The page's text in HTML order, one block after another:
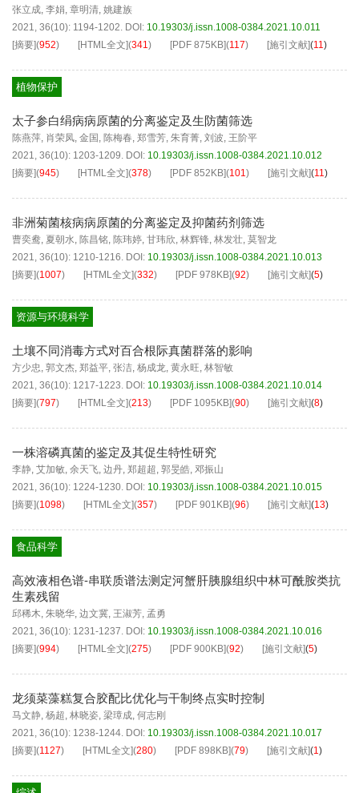
张立成, 李娟, 章明清, 姚建族
2021, 36(10): 1194-1202. DOI: 10.19303/j.issn.1008-0384.2021.10.011
[摘要](952) [HTML全文](341) [PDF 875KB](117) [施引文献](11)
植物保护
太子参白绢病病原菌的分离鉴定及生防菌筛选
陈燕萍, 肖荣凤, 金国 , 陈梅春, 郑雪芳, 朱育菁, 刘波, 王阶平
2021, 36(10): 1203-1209. DOI: 10.19303/j.issn.1008-0384.2021.10.012
[摘要](945) [HTML全文](378) [PDF 852KB](101) [施引文献](11)
非洲菊菌核病病原菌的分离鉴定及抑菌药剂筛选
曹奕鸯, 夏朝水, 陈昌铭, 陈玮婷, 甘玮欣, 林辉锋, 林发壮, 莫智龙
2021, 36(10): 1210-1216. DOI: 10.19303/j.issn.1008-0384.2021.10.013
[摘要](1007) [HTML全文](332) [PDF 978KB](92) [施引文献](5)
资源与环境科学
土壤不同消毒方式对百合根际真菌群落的影响
方少忠, 郭文杰, 郑益平, 张洁, 杨成龙, 黄永旺, 林智敏
2021, 36(10): 1217-1223. DOI: 10.19303/j.issn.1008-0384.2021.10.014
[摘要](797) [HTML全文](213) [PDF 1095KB](90) [施引文献](8)
一株溶磷真菌的鉴定及其促生特性研究
李静, 艾加敏, 余天飞, 边丹, 郑超超, 郭旻皓, 邓振山
2021, 36(10): 1224-1230. DOI: 10.19303/j.issn.1008-0384.2021.10.015
[摘要](1098) [HTML全文](357) [PDF 901KB](96) [施引文献](13)
食品科学
高效液相色谱-串联质谱法测定河蟹肝胰腺组织中林可酰胺类抗
生素残留
邱稀木, 朱晓华, 边文冀, 王淑芳, 孟勇
2021, 36(10): 1231-1237. DOI: 10.19303/j.issn.1008-0384.2021.10.016
[摘要](994) [HTML全文](275) [PDF 900KB](92) [施引文献](5)
龙须菜藻糕复合胶配比优化与干制终点实时控制
马文静, 杨超, 林晓姿, 梁璋成, 何志刚
2021, 36(10): 1238-1244. DOI: 10.19303/j.issn.1008-0384.2021.10.017
[摘要](1127) [HTML全文](280) [PDF 898KB](79) [施引文献](1)